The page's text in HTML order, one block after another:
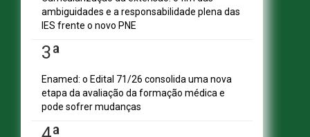
ambiguidades e a responsabilidade plena das
IES frente o novo PNE
3ª
Enamed: o Edital 71/26 consolida uma nova
etapa da avaliação da formação médica e
pode sofrer mudanças
CENTRAIS DE CONTEÚDO
ABMES Plus
ABMES Editora
ABMES Blog
ABMES LInC
Legislação
Central Multimídia
Imprensa